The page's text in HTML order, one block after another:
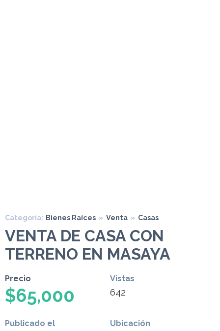
Categoría: Bienes Raíces » Venta » Casas
VENTA DE CASA CON
TERRENO EN MASAYA
Precio
$65,000
Vistas
642
Publicado el Ubicación